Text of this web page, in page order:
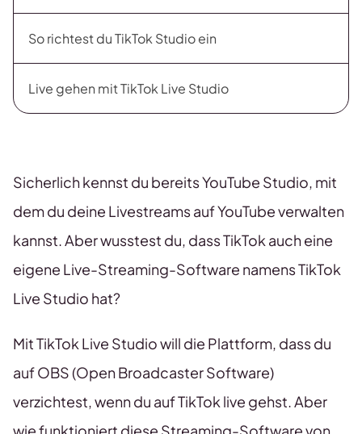
So richtest du TikTok Studio ein
Live gehen mit TikTok Live Studio
Sicherlich kennst du bereits YouTube Studio, mit
dem du deine Livestreams auf YouTube verwalten
kannst. Aber wusstest du, dass TikTok auch eine
eigene Live-Streaming-Software namens TikTok
Live Studio hat?
Mit TikTok Live Studio will die Plattform, dass du
auf OBS (Open Broadcaster Software)
verzichtest, wenn du auf TikTok live gehst. Aber